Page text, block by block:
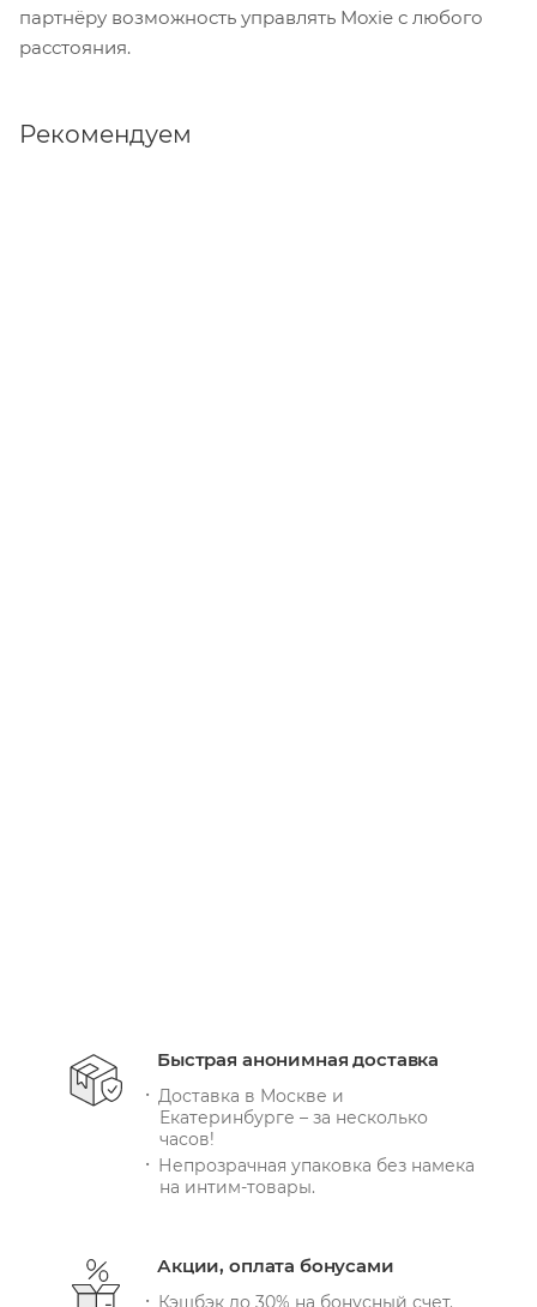
партнёру возможность управлять Moxie с любого
расстояния.
Рекомендуем
Быстрая анонимная доставка
Доставка в Москве и
Екатеринбурге – за несколько
часов!
Непрозрачная упаковка без намека
на интим-товары.
Акции, оплата бонусами
Кэшбэк до 30% на бонусный счет.